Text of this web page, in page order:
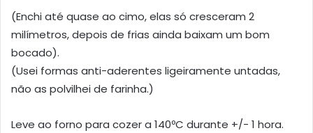
(Enchi até quase ao cimo, elas só cresceram 2
milímetros, depois de frias ainda baixam um bom
bocado).
(Usei formas anti-aderentes ligeiramente untadas,
não as polvilhei de farinha.)
Leve ao forno para cozer a 140ºC durante +/- 1 hora.